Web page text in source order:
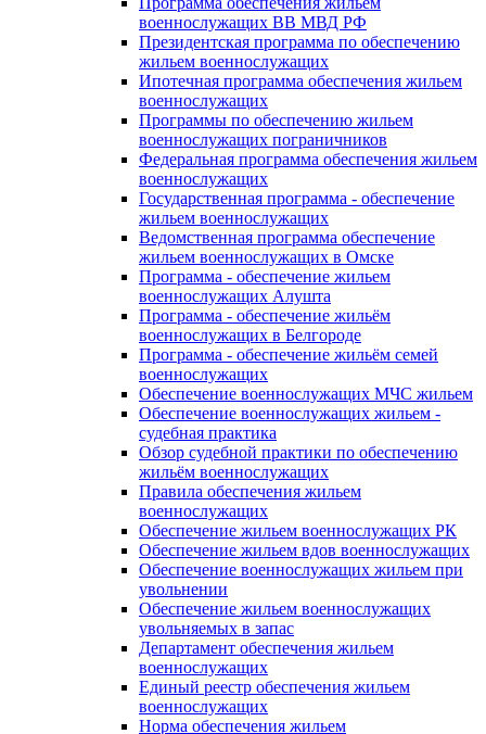
военнослужащих ВВ МВД РФ
Президентская программа по обеспечению
жильем военнослужащих
Ипотечная программа обеспечения жильем
военнослужащих
Программы по обеспечению жильем
военнослужащих пограничников
Федеральная программа обеспечения жильем
военнослужащих
Государственная программа - обеспечение
жильем военнослужащих
Ведомственная программа обеспечение
жильем военнослужащих в Омске
Программа - обеспечение жильем
военнослужащих Алушта
Программа - обеспечение жильём
военнослужащих в Белгороде
Программа - обеспечение жильём семей
военнослужащих
Обеспечение военнослужащих МЧС жильем
Обеспечение военнослужащих жильем -
судебная практика
Обзор судебной практики по обеспечению
жильём военнослужащих
Правила обеспечения жильем
военнослужащих
Обеспечение жильем военнослужащих РК
Обеспечение жильем вдов военнослужащих
Обеспечение военнослужащих жильем при
увольнении
Обеспечение жильем военнослужащих
увольняемых в запас
Департамент обеспечения жильем
военнослужащих
Единый реестр обеспечения жильем
военнослужащих
Норма обеспечения жильем